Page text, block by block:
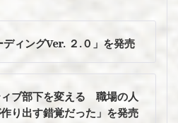
ディングVer. ２.０」を発売
ィブ部下を変える 職場の人
り出す錯覚だった」を発売